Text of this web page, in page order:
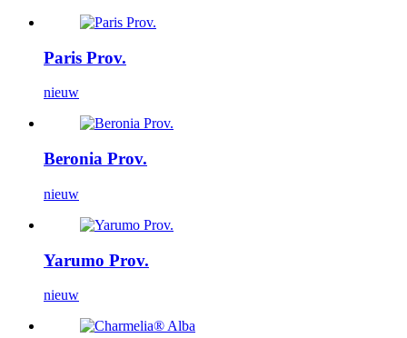
Paris Prov.
nieuw
Beronia Prov.
nieuw
Yarumo Prov.
nieuw